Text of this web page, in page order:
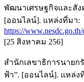
พัฒนาเศรษฐกิจและสัง
[ออนไลน์]. แหล่งที่มา:
https://
[25 สิงหาคม 256]
สำนักเลขาธิการนายก
ฟ้า”. [ออนไลน์]. แหล่ง